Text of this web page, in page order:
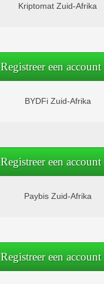
Kriptomat Zuid-Afrika
Registreer een account
BYDFi Zuid-Afrika
Registreer een account
Paybis Zuid-Afrika
Registreer een account